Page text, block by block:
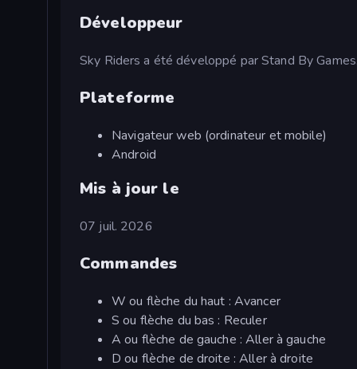
Développeur
Sky Riders a été développé par Stand By
Plateforme
Navigateur web (ordinateur et mobile)
Android
Mis à jour le
07 juil. 2026
Commandes
W ou flèche du haut : Avancer
S ou flèche du bas : Reculer
A ou flèche de gauche : Aller à gauche
D ou flèche de droite : Aller à droite